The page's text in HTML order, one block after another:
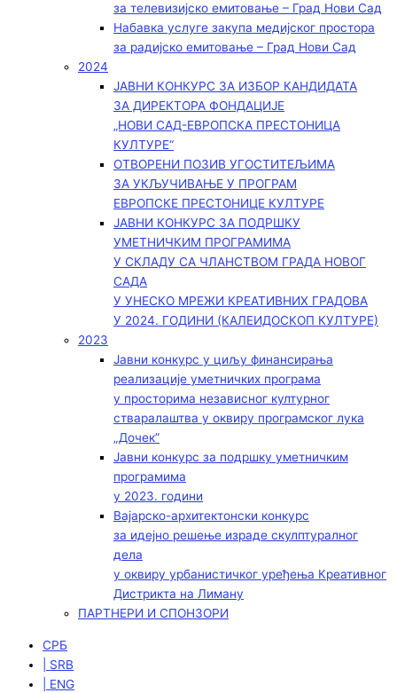
за телевизијско емитовање – Град Нови Сад
Набавка услуге закупа медијског простора
за радијско емитовање – Град Нови Сад
2024
ЈАВНИ КОНКУРС ЗА ИЗБОР КАНДИДАТА
ЗА ДИРЕКТОРА ФОНДАЦИЈЕ
„НОВИ САД-ЕВРОПСКА ПРЕСТОНИЦА
КУЛТУРЕ“
ОТВОРЕНИ ПОЗИВ УГОСТИТЕЉИМА
ЗА УКЉУЧИВАЊЕ У ПРОГРАМ
ЕВРОПСКЕ ПРЕСТОНИЦЕ КУЛТУРЕ
ЈАВНИ КОНКУРС ЗА ПОДРШКУ
УМЕТНИЧКИМ ПРОГРАМИМА
У СКЛАДУ СА ЧЛАНСТВОМ ГРАДА НОВОГ
САДА
У УНЕСКО МРЕЖИ КРЕАТИВНИХ ГРАДОВА
У 2024. ГОДИНИ (КАЛЕИДОСКОП КУЛТУРЕ)
2023
Јавни конкурс у циљу финансирања
реализације уметничких програма
у просторима независног културног
стваралаштва у оквиру програмског лука
„Дочек”
Јавни конкурс за подршку уметничким
програмима
у 2023. години
Вајарско-архитектонски конкурс
за идејно решење израде скулптуралног
дела
у оквиру урбанистичког уређења Креативног
Дистрикта на Лиману
ПАРТНЕРИ И СПОНЗОРИ
СРБ
| SRB
| ENG